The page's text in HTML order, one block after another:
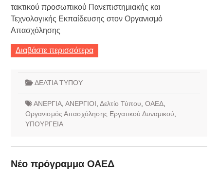
τακτικού προσωπικού Πανεπιστημιακής και
Τεχνολογικής Εκπαίδευσης στον Οργανισμό
Απασχόλησης
Διαβάστε περισσότερα
ΔΕΛΤΙΑ ΤΥΠΟΥ
ΑΝΕΡΓΙΑ, ΑΝΕΡΓΙΟΙ Δελτίο Τύπου ΟΑΕΔ,
Οργανισμός Απασχόλησης Εργατικού Δυναμικού
ΥΠΟΥΡΓΕΙΑ
Νέο πρόγραμμα ΟΑΕΔ